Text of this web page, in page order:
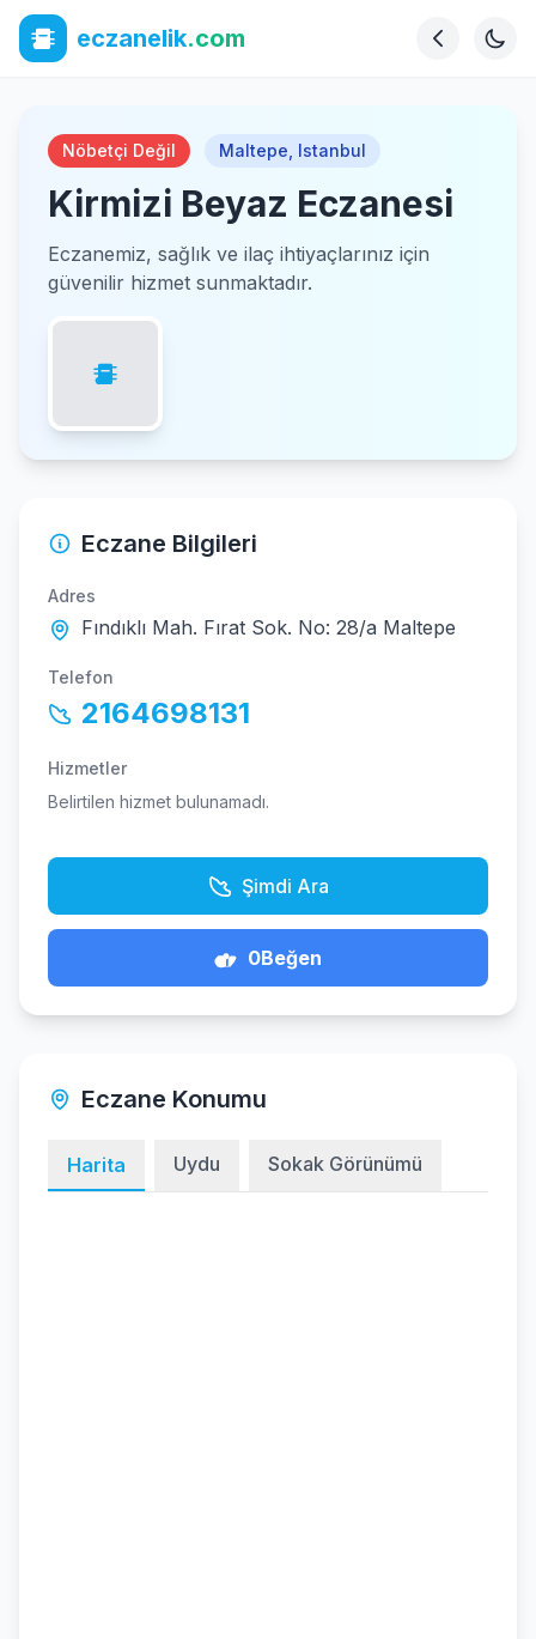
eczanelik.com
Nöbetçi Değil Maltepe Istanbul
Kirmizi Beyaz Eczanesi
Eczanemiz, sağlık ve ilaç ihtiyaçlarınız için
güvenilir hizmet sunmaktadır.
Eczane Bilgileri
Adres
Fındıklı Mah. Fırat Sok. No: 28/a Maltepe
Telefon
2164698131
Hizmetler
Belirtilen hizmet bulunamadı.
Şimdi Ara
0Beğen
Eczane Konumu
Harita Uydu Sokak Görünümü